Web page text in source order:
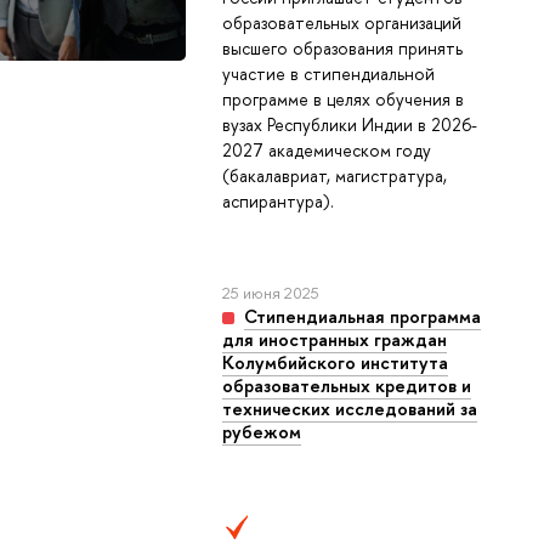
образовательных организаций
высшего образования принять
участие в стипендиальной
программе в целях обучения в
вузах Республики Индии в 2026-
2027 академическом году
(бакалавриат, магистратура,
аспирантура).
25 июня 2025
Стипендиальная программа
для иностранных граждан
Колумбийского института
образовательных кредитов и
технических исследований за
рубежом